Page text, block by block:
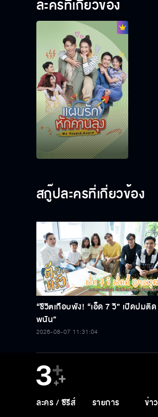
ละครที่เกี่ยวข้อง
สกู๊ปละครที่เกี่ยวข้อง
“ชีวิตเกือบพัง! “เอ็ด 7 วิ” เปิดปมติด
พนัน”
2026-08-07 11:31:04
ละคร / ซีรีส์ รายการ ข่าว